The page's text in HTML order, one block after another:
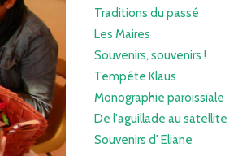
Traditions du passé
Les Maires
Souvenirs, souvenirs !
Tempête Klaus
Monographie paroissiale
De l'aguillade au satellite
Souvenirs d' Eliane